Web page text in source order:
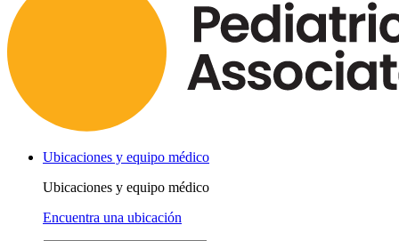
Ubicaciones y equipo médico
Ubicaciones y equipo médico
Encuentra una ubicación